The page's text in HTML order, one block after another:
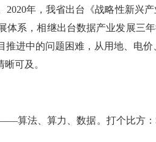
2020年，我省出台《战略性新兴
体系，相继出台数据产业发展三
进中的问题困难，从用地、电
可及。
算法、算力、数据。打个比方